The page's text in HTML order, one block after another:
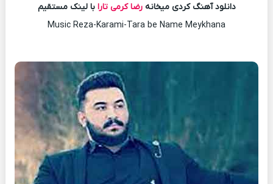
دانلود آهنگ کردی میخانهرضا کرمی تارا با لینک مستقیم
Music Reza-Karami-Tara be Name Meykhana